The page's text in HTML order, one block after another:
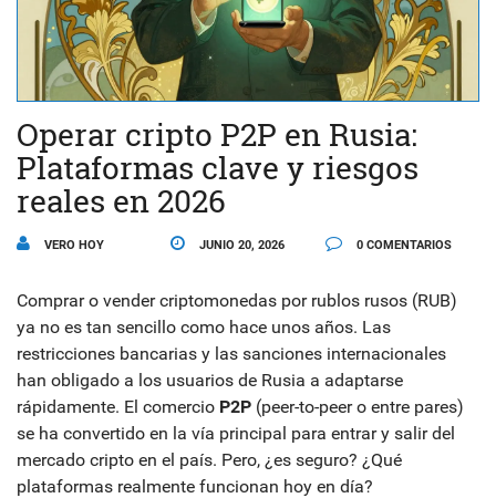
Operar cripto P2P en Rusia:
Plataformas clave y riesgos
reales en 2026
VERO HOY JUNIO 20, 2026 0 COMENTARIOS
Comprar o vender criptomonedas por rublos rusos (RUB)
ya no es tan sencillo como hace unos años. Las
restricciones bancarias y las sanciones internacionales
han obligado a los usuarios de Rusia a adaptarse
rápidamente. El comercio P2P (peer-to-peer o entre pares)
se ha convertido en la vía principal para entrar y salir del
mercado cripto en el país. Pero, ¿es seguro? ¿Qué
plataformas realmente funcionan hoy en día?